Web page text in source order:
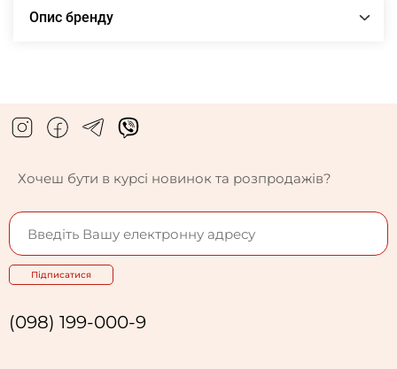
Опис бренду
Хочеш бути в курсі новинок та розпродажів?
Підписатися
(098) 199-000-9